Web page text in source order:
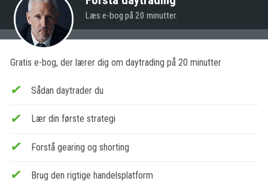
Læs e-bog på 20 minutter.
Gratis e-bog, der lærer dig om daytrading på 20 minutter
Sådan daytrader du
Lær din første strategi
Forstå gearing og shorting
Brug den rigtige handelsplatform